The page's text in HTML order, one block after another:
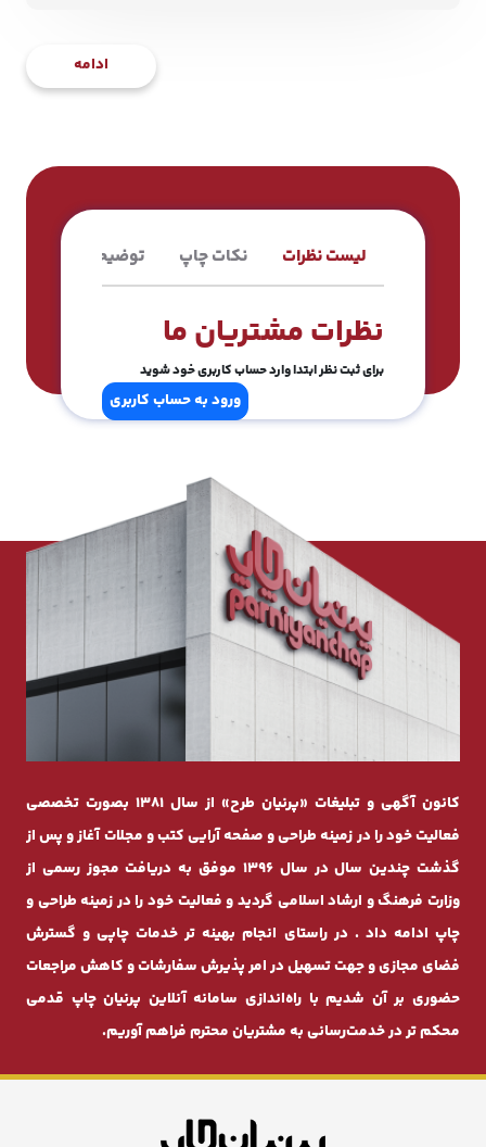
ادامه
لیست نظرات نکات چاپ توضیحات محصول
نظرات مشتریان ما
برای ثبت نظر ابتدا وارد حساب کاربری خود شوید
ورود به حساب کاربری
کانون آگهی و تبلیغات «پرنیان طرح» از سال 1381 بصورت تخصصی
فعالیت خود را در زمینه طراحی و صفحه ‌آرایی کتب و مجلات آغاز و پس از
گذشت چندیـن سال در سال 1396 موفق به دریافت مجوز رسمی از
وزارت فرهنگ و ارشاد اسلامی گردید و فعالیت خود را در زمینه طراحی و
چاپ ادامه داد . در راستای انجام بهینه ‌تر خدمات چاپی و گسترش
فضای مجازی و جهت تسهیل در امر پذیرش سفارشات و کاهش مراجعات
حضوری بر آن شدیم با راه‌اندازی سامانه آنلاین پرنیان ‌چاپ قدمی
محکم ‌تر در خدمت‌رسانی به مشتریان محترم فراهم آوریم.